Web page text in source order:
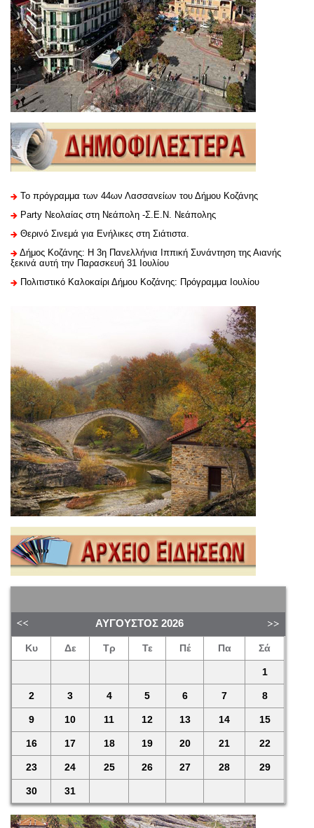
Το πρόγραμμα των 44ων Λασσανείων του Δήμου Κοζάνης
Party Νεολαίας στη Νεάπολη -Σ.Ε.Ν. Νεάπολης
Θερινό Σινεμά για Ενήλικες στη Σιάτιστα.
Δήμος Κοζάνης: Η 3η Πανελλήνια Ιππική Συνάντηση της Αιανής
ξεκινά αυτή την Παρασκευή 31 Ιουλίου
Πολιτιστικό Καλοκαίρι Δήμου Κοζάνης: Πρόγραμμα Ιουλίου
ΑΎΓΟΥΣΤΟΣ 2026
Κυ Δε Τρ Τε Πέ Πα Σά
1
2 3 4 5 6 7 8
9 10 11 12 13 14 15
16 17 18 19 20 21 22
23 24 25 26 27 28 29
30 31